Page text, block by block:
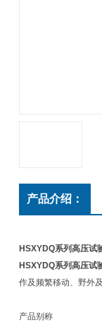
产品介绍：
HSXYDQ系列高压试
HSXYDQ系列高压试
作及频繁移动、野外
产品别称